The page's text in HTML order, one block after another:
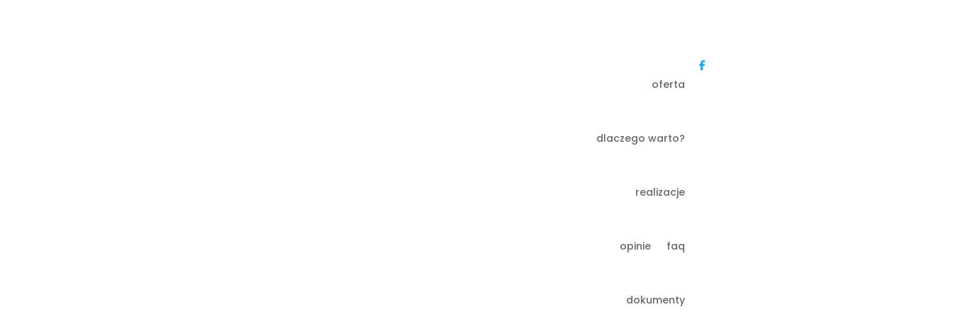
oferta
dlaczego warto?
realizacje
opinie faq
dokumenty